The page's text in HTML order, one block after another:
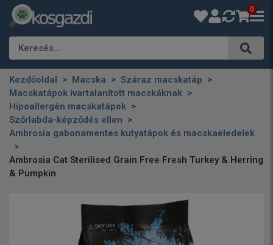
0
Keresés…
Kezdőoldal Macska
Száraz macskatáp
Macskatápok ivartalanított macskáknak
Hipoallergén macskatápok
Szőrlabda-képződés ellen
Ambrosia gabonamentes kutyatápok és macskaeledelek
Ambrosia Cat Sterilised Grain Free Fresh Turkey & Herring
& Pumpkin